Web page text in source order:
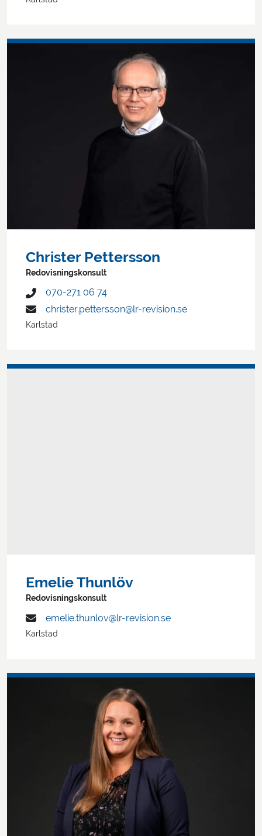
Christer Pettersson
Redovisningskonsult
070-271 06 74
christer.pettersson@lr-revision.se
Karlstad
Emelie Thunlöv
Redovisningskonsult
emelie.thunlov@lr-revision.se
Karlstad